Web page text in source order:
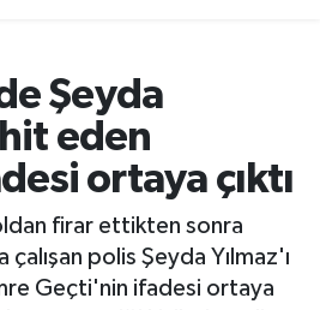
sosyal medyada gündem yarattı
Şeyda
eden
ortaya çıktı
firar ettikten sonra
çalışan polis Şeyda Yılmaz'ı
Geçti'nin ifadesi ortaya